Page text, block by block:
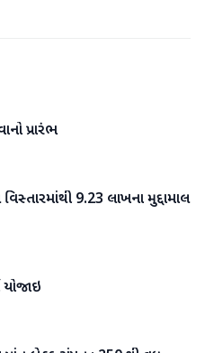
પ્રારંભ
9.23 લાખના મુદ્દામાલ
યોજાઇ